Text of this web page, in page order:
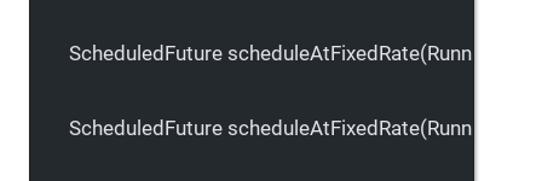
ScheduledFuture scheduleAtFixedRate(Runnable
ScheduledFuture scheduleAtFixedRate(Runnable